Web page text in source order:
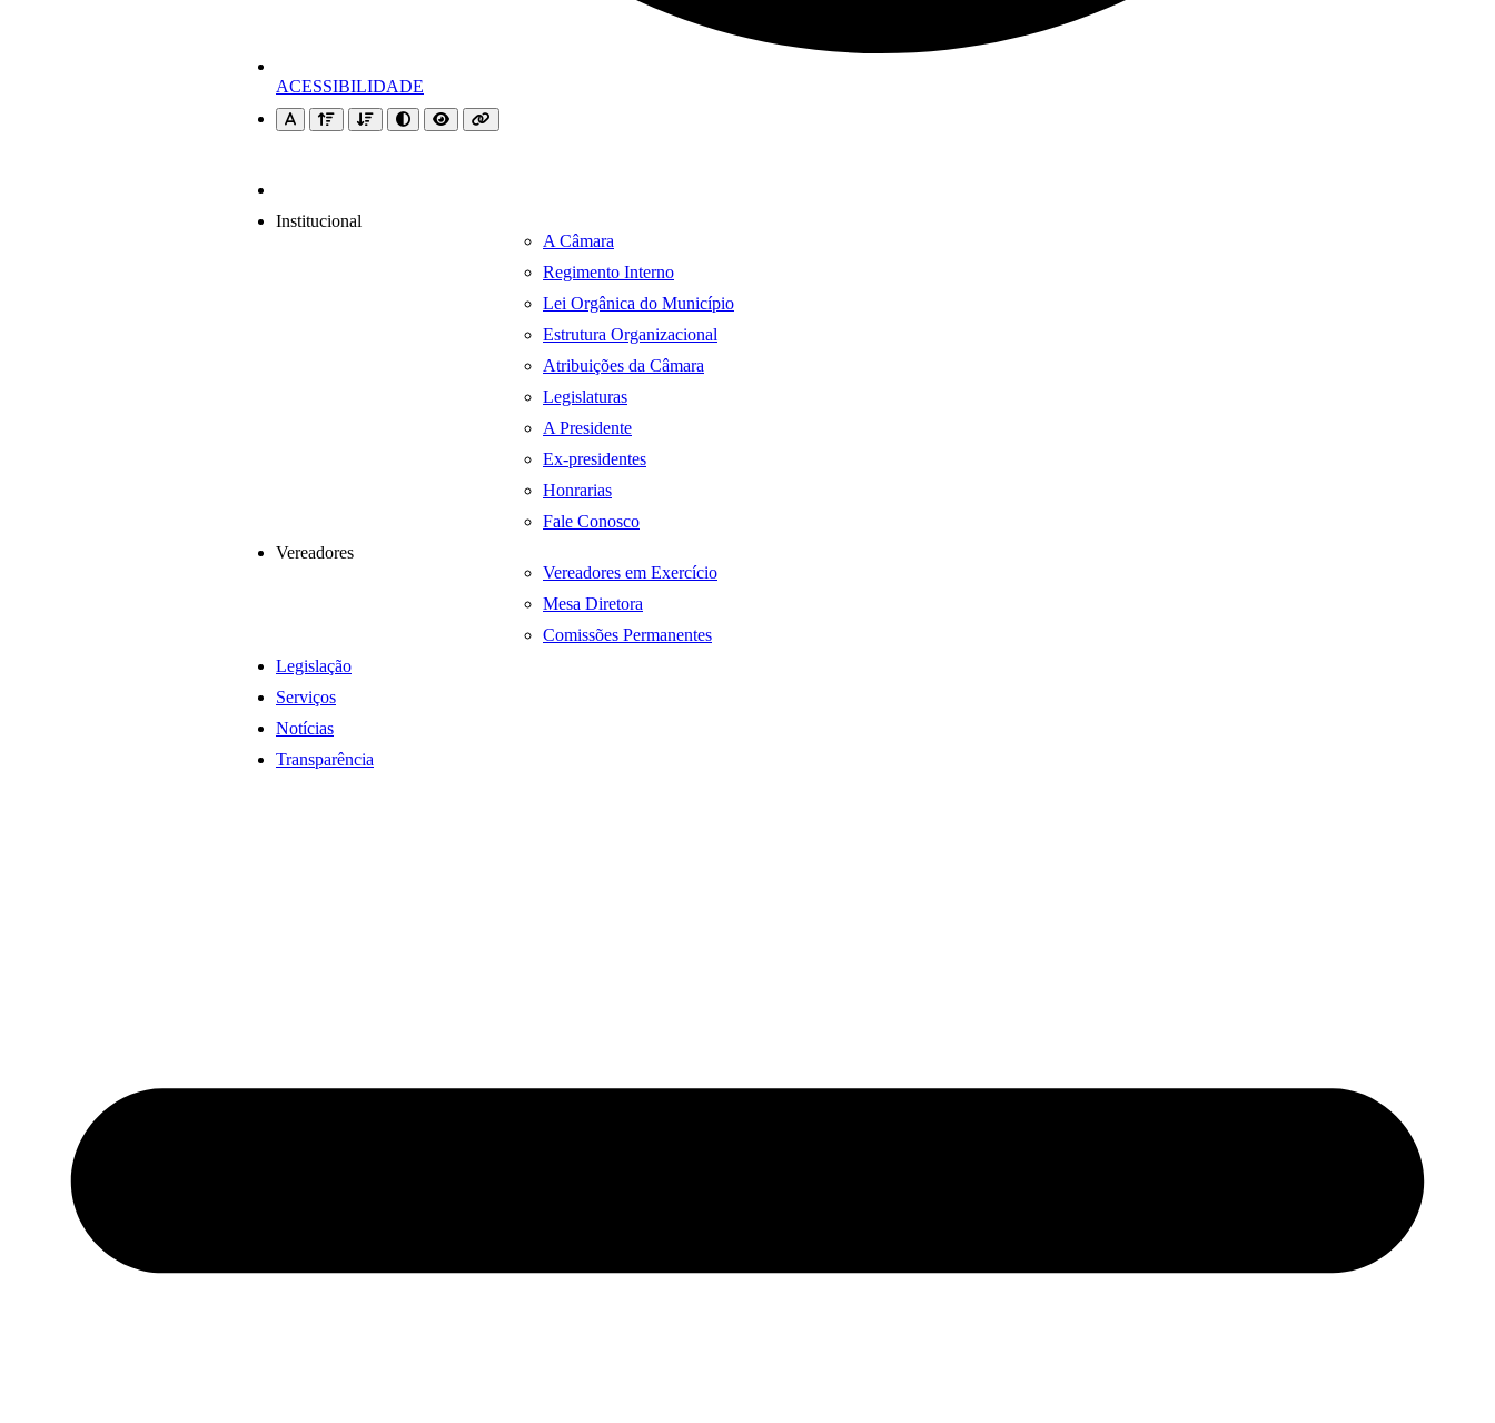
ACESSIBILIDADE
Institucional
A Câmara
Regimento Interno
Lei Orgânica do Município
Estrutura Organizacional
Atribuições da Câmara
Legislaturas
A Presidente
Ex-presidentes
Honrarias
Fale Conosco
Vereadores
Vereadores em Exercício
Mesa Diretora
Comissões Permanentes
Legislação
Serviços
Notícias
Transparência